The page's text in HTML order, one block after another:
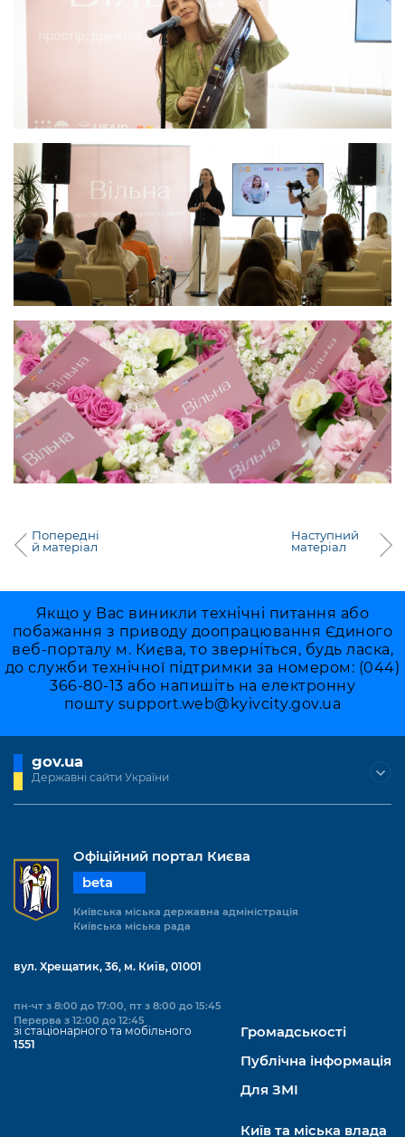
Попередні
й матеріал
Наступний
матеріал
Якщо у Вас виникли технічні питання або
побажання з приводу доопрацювання Єдиного
веб-порталу м. Києва, то зверніться, будь ласка,
до служби технічної підтримки за номером: (044)
366-80-13 або напишіть на електронну
пошту support.web@kyivcity.gov.ua
gov.ua
Державні сайти України
Офіційний портал Києва
beta
Київська міська державна адміністрація
Київська міська рада
вул. Хрещатик, 36, м. Київ, 01001
пн-чт з 8:00 до 17:00, пт з 8:00 до 15:45
Перерва з 12:00 до 12:45
зі стаціонарного та мобільного
1551
Громадськості
Публічна інформація
Для ЗМІ
Київ та міська влада